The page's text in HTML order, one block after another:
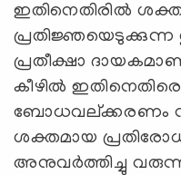
ഇതിനെതിരില്‍
പ്രതീക്ഷാ
കീഴില്‍
ബോധവല്ക്കരണം
ശക്തമായ
അനുവര്‍ത്തിച്ചു